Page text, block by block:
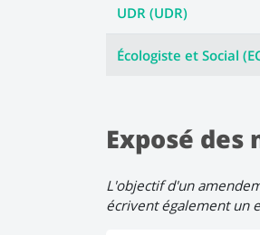
UDR (UDR)
Écologiste et Social
Exposé
L'objectif d'un
écrivent également un